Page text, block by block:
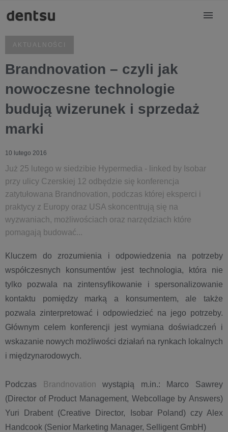
AKTUALNOŚCI
Brandnovation – czyli jak
nowoczesne technologie
budują wizerunek i sprzedaż
marki
10 lutego 2016
Już 25 lutego w siedzibie Hypermedia - linked by Isobar
przy ulicy Czerskiej 12 odbędzie się konferencja
zatytułowana Brandnovation, podczas której eksperci i
praktycy z Europy oraz USA skoncentrują się na
wyzwaniach, możliwościach oraz narzędziach które
pomagają budować...
Kluczem do zrozumienia i odpowiedzenia na potrzeby
współczesnych konsumentów jest technologia, która nie
tylko pozwala na zintensyfikowanie i spersonalizowanie
kontaktu pomiędzy marką a konsumentem, ale także
pozwala zinterpretować i odpowiedzieć na jego potrzeby.
Głównym celem konferencji jest wymiana doświadczeń i
wskazanie nowych możliwości działań na rynkach lokalnych
i międzynarodowych.
Podczas Brandnovationwystąpią m.in.: Marco Sawrey
(Director of Product Management, Webcollage by Answers)
Yuri Drabent (Creative Director, Isobar Poland) czy Alex
Handcook (Senior Marketing Manager, Selligent GmbH)